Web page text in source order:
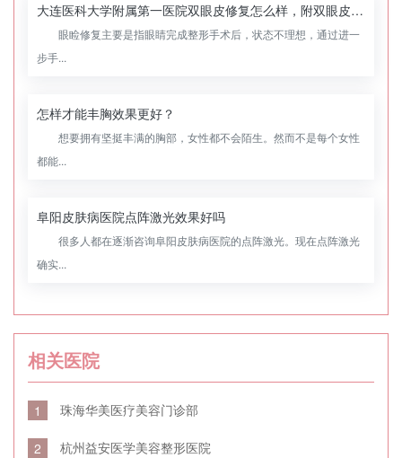
大连医科大学附属第一医院双眼皮修复怎么样，附双眼皮修复案例
眼睑修复主要是指眼睛完成整形手术后，状态不理想，通过进一
步手...
怎样才能丰胸效果更好？
想要拥有坚挺丰满的胸部，女性都不会陌生。然而不是每个女性
都能...
阜阳皮肤病医院点阵激光效果好吗
很多人都在逐渐咨询阜阳皮肤病医院的点阵激光。现在点阵激光
确实...
相关医院
1 珠海华美医疗美容门诊部
2 杭州益安医学美容整形医院